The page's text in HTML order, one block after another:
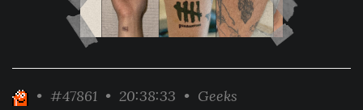
• #47861 • 20:38:33 • Geeks